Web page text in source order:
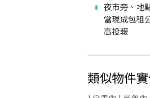
夜市旁、地
當現成包租
高投報
類似物件